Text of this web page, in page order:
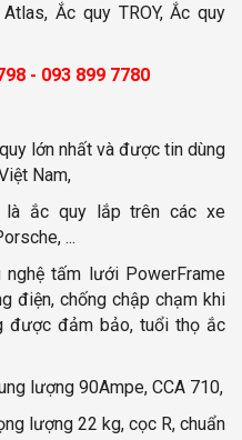
Ắc quy TROY, Ắc quy
- 093 899 7780
lớn nhất và được tin dùng
Nam,
ắc quy lắp trên các xe
...
tấm lưới PowerFrame
điện, chống chập chạm khi
được đảm bảo, tuổi thọ ắc
lượng 90Ampe, CCA 710,
lượng 22 kg, cọc R, chuẩn